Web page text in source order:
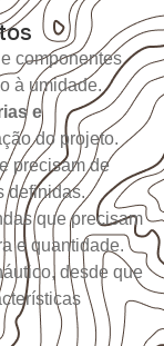
componentes
à umidade.
e
do projeto.
precisam de
definidas.
que precisam
e quantidade.
desde que